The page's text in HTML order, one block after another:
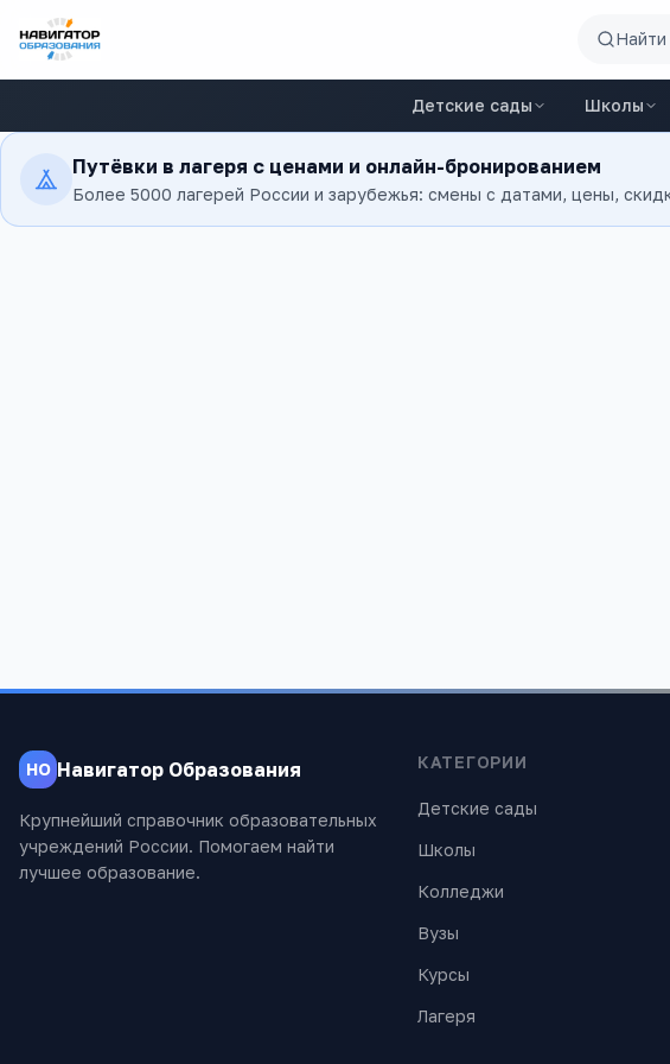
Детские сады Школы
Путёвки в лагеря с ценами и онлайн-бронированием
Более 5000 лагерей России и зарубежья: смены с датами, цены,
НО Навигатор Образования
Крупнейший справочник образовательных
учреждений России. Помогаем найти
лучшее образование.
КАТЕГОРИИ
Детские сады
Школы
Колледжи
Вузы
Курсы
Лагеря